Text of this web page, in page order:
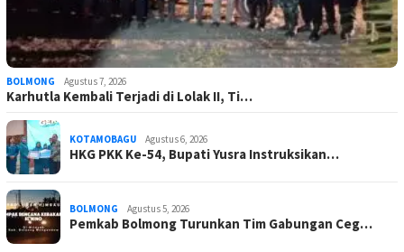
BOLMONG Agustus 7, 2026
Karhutla Kembali Terjadi di Lolak II, Ti…
KOTAMOBAGU Agustus 6, 2026
HKG PKK Ke-54, Bupati Yusra Instruksikan…
BOLMONG Agustus 5, 2026
Pemkab Bolmong Turunkan Tim Gabungan Ceg…